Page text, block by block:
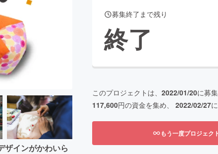
Good
と納税
ザインがかわいら
募集終了まで残り
終了
このプロジェクトは、 2022/01/20に募
117,600円の資金を集め、 2022/02/27
もう一度プロジェク